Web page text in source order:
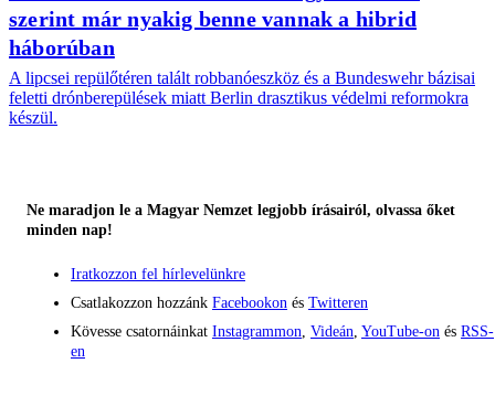
szerint már nyakig benne vannak a hibrid
háborúban
A lipcsei repülőtéren talált robbanóeszköz és a Bundeswehr bázisai
feletti drónberepülések miatt Berlin drasztikus védelmi reformokra
készül.
Ne maradjon le a Magyar Nemzet legjobb írásairól, olvassa őket
minden nap!
Iratkozzon fel hírlevelünkre
Csatlakozzon hozzánk Facebookon és Twitteren
Kövesse csatornáinkat Instagrammon Videán YouTube-on és RSS-
en